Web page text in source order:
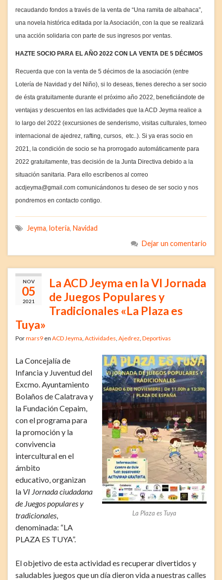
recaudando fondos a través de la venta de “Una ramita de albahaca”,
una novela histórica editada por la Asociación, con la que se realizará
una acción solidaria con parte de sus ingresos por ventas.
HAZTE SOCIO PARA EL AÑO 2022 CON LA VENTA DE 5 DÉCIMOS
Recuerda que con la venta de 5 décimos de la asociación (entre
Lotería de Navidad y del Niño), si lo deseas, tienes derecho a ser socio
de ésta gratuitamente durante el próximo año 2022, beneficiándote de
ventajas y descuentos en las actividades que la ACD Jeyma realice a
lo largo del 2022 (excursiones de senderismo, visitas culturales, torneo
internacional de ajedrez, rafting, cursos, etc..). Si ya eras socio en
2021, la condición de socio se ha prorrogado automáticamente para
2022 gratuitamente, tras decisión de la Junta Directiva debido a la
situación sanitaria. Para ello escríbenos al correo
acdjeyma@gmail.com comunicándonos tu deseo de ser socio y nos
pondremos en contacto contigo.
Jeyma, loteria, Navidad
Dejar un comentario
NOV
05
2021
La ACD Jeyma en la VI Jornada
de Juegos Populares y
Tradicionales «La Plaza es
Tuya»
Pormars9 en ACD Jeyma Actividades Ajedrez Deportivas
La Plaza es Tuya
La Concejalía de
Infancia y Juventud del
Excmo. Ayuntamiento
Bolaños de Calatravay
la Fundación Cepaim,
con el programa para
la promoción y la
convivencia
intercultural en el
ámbito
educativo, organizan
la VI Jornada ciudadana
de Juegos populares y
tradicionales
denominada: “LA
PLAZA ES TUYA”.
El objetivo de esta actividad es recuperar divertidos y
saludables juegos que un día dieron vida a nuestras calles